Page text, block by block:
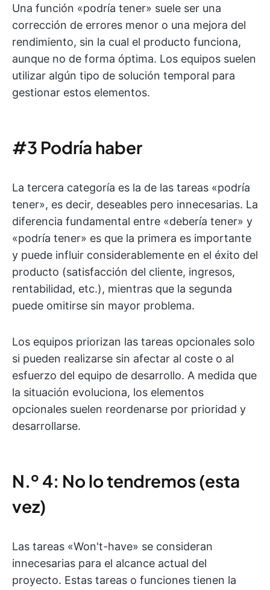
Una función «podría tener» suele ser una
corrección de errores menor o una mejora del
rendimiento, sin la cual el producto funciona,
aunque no de forma óptima. Los equipos suelen
utilizar algún tipo de solución temporal para
gestionar estos elementos.
#3 Podría haber
La tercera categoría es la de las tareas «podría
tener», es decir, deseables pero innecesarias. La
diferencia fundamental entre «debería tener» y
«podría tener» es que la primera es importante
y puede influir considerablemente en el éxito del
producto (satisfacción del cliente, ingresos,
rentabilidad, etc.), mientras que la segunda
puede omitirse sin mayor problema.
Los equipos priorizan las tareas opcionales solo
si pueden realizarse sin afectar al coste o al
esfuerzo del equipo de desarrollo. A medida que
la situación evoluciona, los elementos
opcionales suelen reordenarse por prioridad y
desarrollarse.
N.º 4: No lo tendremos (esta
vez)
Las tareas «Won't-have» se consideran
innecesarias para el alcance actual del
proyecto. Estas tareas o funciones tienen la